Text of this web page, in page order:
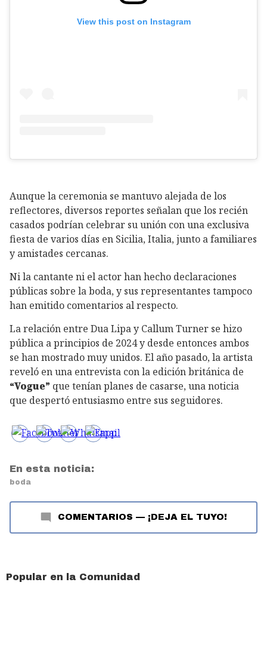
View this post on Instagram
Aunque la ceremonia se mantuvo alejada de los
reflectores, diversos reportes señalan que los recién
casados podrían celebrar su unión con una exclusiva
fiesta de varios días en Sicilia, Italia, junto a familiares
y amistades cercanas.
Ni la cantante ni el actor han hecho declaraciones
públicas sobre la boda, y sus representantes tampoco
han emitido comentarios al respecto.
La relación entre Dua Lipa y Callum Turner se hizo
pública a principios de 2024 y desde entonces ambos
se han mostrado muy unidos. El año pasado, la artista
reveló en una entrevista con la edición británica de
“Vogue” que tenían planes de casarse, una noticia
que despertó entusiasmo entre sus seguidores.
En esta noticia:
boda
COMENTARIOS — ¡DEJA EL TUYO!
Popular en la Comunidad